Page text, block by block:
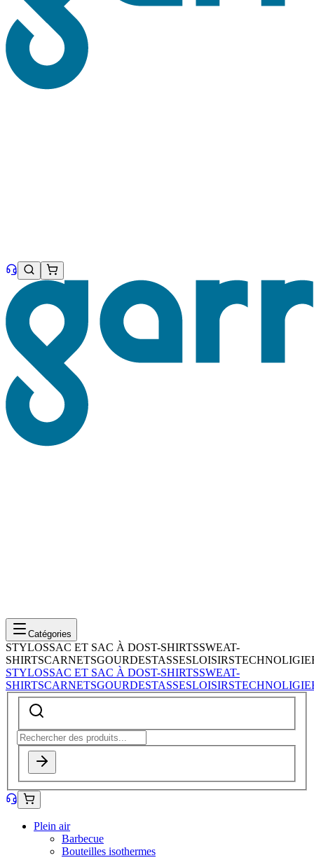
Catégories
STYLOSSAC ET SAC À DOST-SHIRTSSWEAT-
SHIRTSCARNETSGOURDESTASSESLOISIRSTECHNOLIGIE
STYLOSSAC ET SAC À DOST-SHIRTSSWEAT-
SHIRTSCARNETSGOURDESTASSESLOISIRSTECHNOLIGIE
Plein air
Barbecue
Bouteilles isothermes